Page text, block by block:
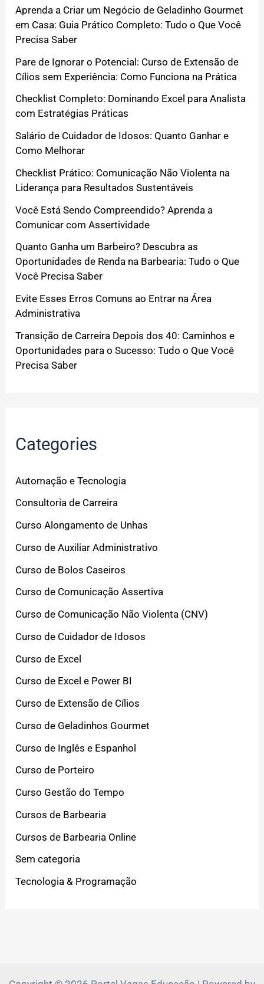
Aprenda a Criar um Negócio de Geladinho Gourmet
em Casa: Guia Prático Completo: Tudo o Que Você
Precisa Saber
Pare de Ignorar o Potencial: Curso de Extensão de
Cílios sem Experiência: Como Funciona na Prática
Checklist Completo: Dominando Excel para Analista
com Estratégias Práticas
Salário de Cuidador de Idosos: Quanto Ganhar e
Como Melhorar
Checklist Prático: Comunicação Não Violenta na
Liderança para Resultados Sustentáveis
Você Está Sendo Compreendido? Aprenda a
Comunicar com Assertividade
Quanto Ganha um Barbeiro? Descubra as
Oportunidades de Renda na Barbearia: Tudo o Que
Você Precisa Saber
Evite Esses Erros Comuns ao Entrar na Área
Administrativa
Transição de Carreira Depois dos 40: Caminhos e
Oportunidades para o Sucesso: Tudo o Que Você
Precisa Saber
Categories
Automação e Tecnologia
Consultoria de Carreira
Curso Alongamento de Unhas
Curso de Auxiliar Administrativo
Curso de Bolos Caseiros
Curso de Comunicação Assertiva
Curso de Comunicação Não Violenta (CNV)
Curso de Cuidador de Idosos
Curso de Excel
Curso de Excel e Power BI
Curso de Extensão de Cílios
Curso de Geladinhos Gourmet
Curso de Inglês e Espanhol
Curso de Porteiro
Curso Gestão do Tempo
Cursos de Barbearia
Cursos de Barbearia Online
Sem categoria
Tecnologia & Programação